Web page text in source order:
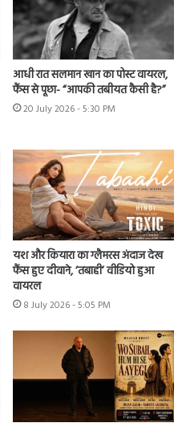
आधी रात सलमान खान का पोस्ट वायरल,
फैंस से पूछा- “आपकी तबीयत कैसी है?”
20 July 2026 - 5:30 PM
यश और कियारा का ग्लैमरस अंदाज देख
फैंस हुए दीवाने, ‘तबाही’ वीडियो हुआ
वायरल
8 July 2026 - 5:05 PM